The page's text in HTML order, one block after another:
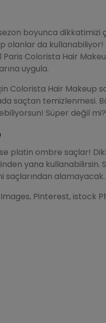
boyunca dikkatimizi
olanlar da
Paris Colorista Hair
uygula.
Colorista Hair Makeup
saçtan temizlenmesi.
Süper değil
platin ombre saçlar!
yana kullanabilirsin.
saçlarından alamayacak.
Pinterest, istock